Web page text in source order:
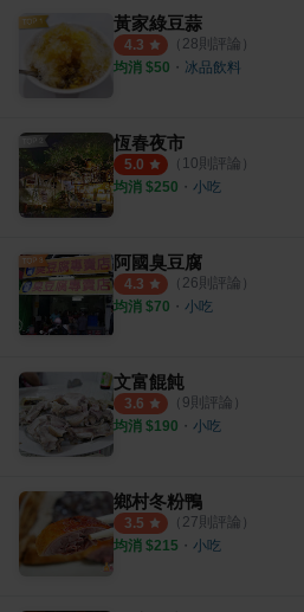
黃家綠豆蒜
4.3 （ 28則評論）
均消 $50 ・ 冰品飲料
恆春夜市
5.0 （ 10則評論）
均消 $250 ・ 小吃
阿國臭豆腐
4.3 （ 26則評論）
均消 $70 ・ 小吃
文富餛飩
3.6 （ 9則評論）
均消 $190 ・ 小吃
鄉村冬粉鴨
3.5 （ 27則評論）
均消 $215 ・ 小吃